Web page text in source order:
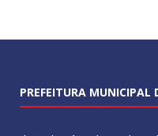
PREFEITURA MUNICIPAL